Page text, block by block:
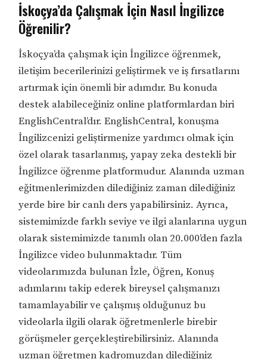
İskoçya’da Çalışmak İçin Nasıl İngilizce
Öğrenilir?
İskoçya’da çalışmak için İngilizce öğrenmek,
iletişim becerilerinizi geliştirmek ve iş fırsatlarını
artırmak için önemli bir adımdır. Bu konuda
destek alabileceğiniz online platformlardan biri
EnglishCentral’dır. EnglishCentral, konuşma
İngilizcenizi geliştirmenize yardımcı olmak için
özel olarak tasarlanmış, yapay zeka destekli bir
İngilizce öğrenme platformudur. Alanında uzman
eğitmenlerimizden dilediğiniz zaman dilediğiniz
yerde bire bir canlı ders yapabilirsiniz. Ayrıca,
sistemimizde farklı seviye ve ilgi alanlarına uygun
olarak sistemimizde tanımlı olan 20.000’den fazla
İngilizce video bulunmaktadır. Tüm
videolarımızda bulunan İzle, Öğren, Konuş
adımlarını takip ederek bireysel çalışmanızı
tamamlayabilir ve çalışmış olduğunuz bu
videolarla ilgili olarak öğretmenlerle birebir
görüşmeler gerçekleştirebilirsiniz. Alanında
uzman öğretmen kadromuzdan dilediğiniz